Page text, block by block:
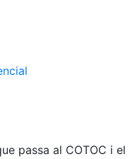
passa al COTOC i el